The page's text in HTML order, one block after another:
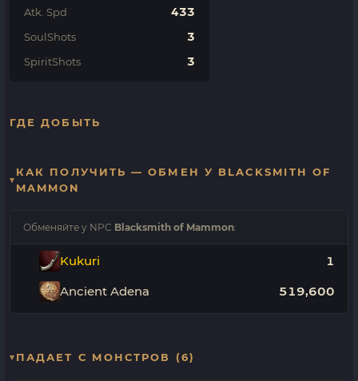
Atk. Spd 433
SoulShots 3
SpiritShots 3
ГДЕ ДОБЫТЬ
КАК ПОЛУЧИТЬ — ОБМЕН У BLACKSMITH OF
MAMMON
Обменяйте у NPC Blacksmith of Mammon:
Kukuri 1
Ancient Adena 519,600
ПАДАЕТ С МОНСТРОВ (6)